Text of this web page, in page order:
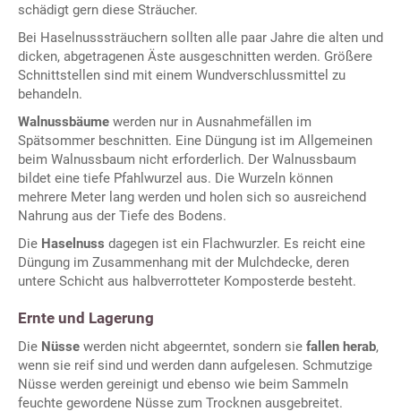
schädigt gern diese Sträucher.
Bei Haselnusssträuchern sollten alle paar Jahre die alten und
dicken, abgetragenen Äste ausgeschnitten werden. Größere
Schnittstellen sind mit einem Wundverschlussmittel zu
behandeln.
Walnussbäume werden nur in Ausnahmefällen im
Spätsommer beschnitten. Eine Düngung ist im Allgemeinen
beim Walnussbaum nicht erforderlich. Der Walnussbaum
bildet eine tiefe Pfahlwurzel aus. Die Wurzeln können
mehrere Meter lang werden und holen sich so ausreichend
Nahrung aus der Tiefe des Bodens.
Die Haselnuss dagegen ist ein Flachwurzler. Es reicht eine
Düngung im Zusammenhang mit der Mulchdecke, deren
untere Schicht aus halbverrotteter Komposterde besteht.
Ernte und Lagerung
Die Nüsse werden nicht abgeerntet, sondern sie fallen herab,
wenn sie reif sind und werden dann aufgelesen. Schmutzige
Nüsse werden gereinigt und ebenso wie beim Sammeln
feuchte gewordene Nüsse zum Trocknen ausgebreitet.